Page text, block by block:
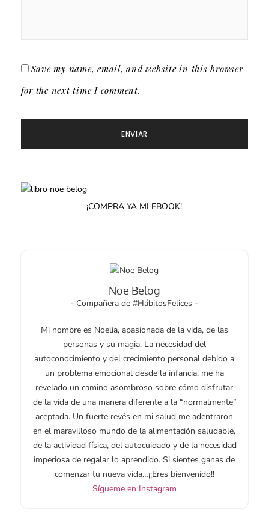
Save my name, email, and website in this browser
for the next time I comment.
¡COMPRA YA MI EBOOK!
Noe Belog
- Compañera de #HábitosFelices -
Mi nombre es Noelia, apasionada de la vida, de las
personas y su magia. La necesidad del
autoconocimiento y del crecimiento personal debido a
un problema emocional desde la infancia, me ha
revelado un camino asombroso sobre cómo disfrutar
de la vida de una manera diferente a la “normalmente”
aceptada. Un fuerte revés en mi salud me adentraron
en el maravilloso mundo de la alimentación saludable,
de la actividad física, del autocuidado y de la necesidad
imperiosa de regalar lo aprendido. Si sientes ganas de
comenzar tu nueva vida…¡¡Eres bienvenido!!
Sígueme en Instagram